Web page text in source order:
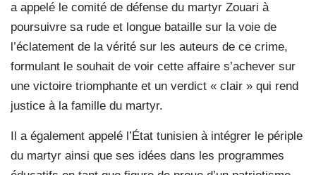
a appelé le comité de défense du martyr Zouari à
poursuivre sa rude et longue bataille sur la voie de
l’éclatement de la vérité sur les auteurs de ce crime,
formulant le souhait de voir cette affaire s’achever sur
une victoire triomphante et un verdict « clair » qui rend
justice à la famille du martyr.
Il a également appelé l’État tunisien à intégrer le périple
du martyr ainsi que ses idées dans les programmes